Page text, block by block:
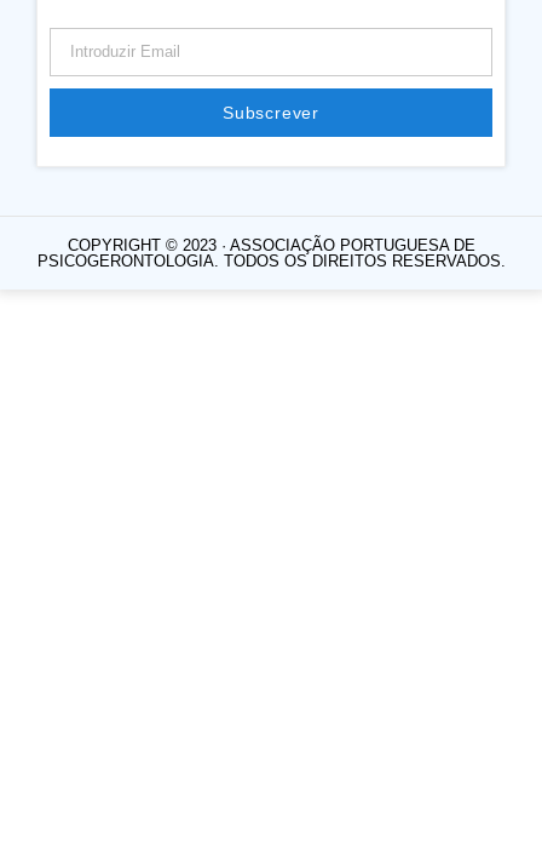
Subscrever
COPYRIGHT © 2023 · ASSOCIAÇÃO PORTUGUESA DE
PSICOGERONTOLOGIA. TODOS OS DIREITOS RESERVADOS.